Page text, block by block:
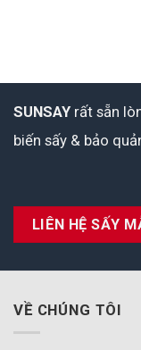
SUNSAY rất sẵn
biến sấy & bảo
LIÊN HỆ SẤY
VỀ CHÚNG TÔI